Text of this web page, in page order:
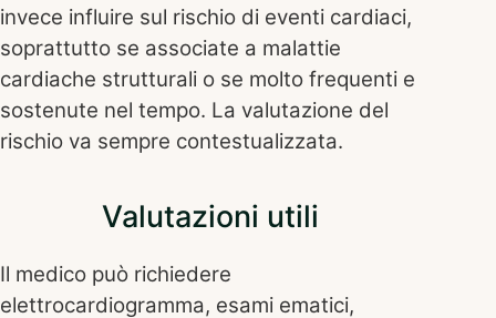
invece influire sul rischio di eventi cardiaci,
soprattutto se associate a malattie
cardiache strutturali o se molto frequenti e
sostenute nel tempo. La valutazione del
rischio va sempre contestualizzata.
Valutazioni utili
Il medico può richiedere
elettrocardiogramma, esami ematici,